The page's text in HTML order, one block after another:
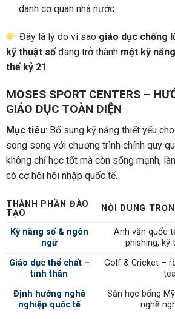
danh cơ quan nhà nước
Đây là lý do vì sao giáo dục chống
kỹ thuật số đang trở thành một kỹ
thế kỷ 21
MOSES SPORT CENTERS –
GIÁO DỤC TOÀN DIỆN
Mục tiêu: Bổ sung kỹ năng thiết yếu
song song với chương trình chính quy
không chỉ học tốt mà còn sống mạnh,
có cơ hội hội nhập quốc tế.
THÀNH PHẦN ĐÀO
TẠO
NỘI DUNG
Kỹ năng số & ngôn
ngữ
Anh văn quốc
phishing, kỹ
Giáo dục thể chất –
tinh thần
Golf & Cricket –
Định hướng nghề
nghiệp quốc tế
Săn học bổng
nghề